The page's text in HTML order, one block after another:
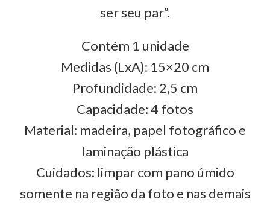
ser seu par”.
Contém 1 unidade
Medidas (LxA): 15×20 cm
Profundidade: 2,5 cm
Capacidade: 4 fotos
Material: madeira, papel fotográfico e
laminação plástica
Cuidados: limpar com pano úmido
somente na região da foto e nas demais